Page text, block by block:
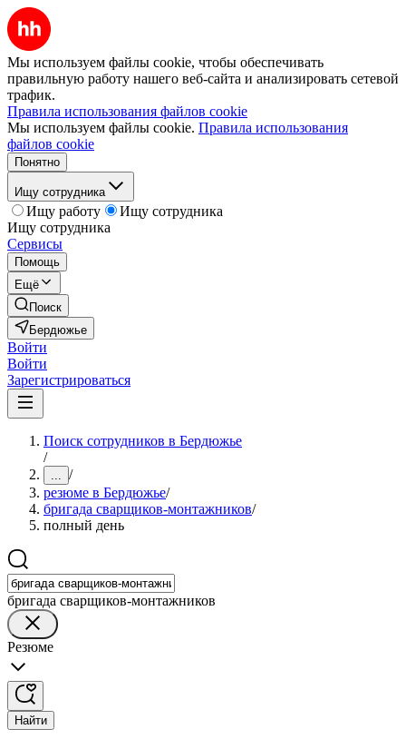
Мы используем файлы cookie, чтобы обеспечивать
правильную работу нашего веб-сайта и анализировать сетевой
трафик.
Правила использования файлов cookie
Мы используем файлы cookie. Правила использования
файлов cookie
Понятно
Ищу сотрудника
Ищу работу
Ищу сотрудника
Ищу сотрудника
Сервисы
Помощь
Ещё
Поиск
Бердюжье
Войти
Войти
Зарегистрироваться
Поиск сотрудников в Бердюжье
/
... /
резюме в Бердюжье/
бригада сварщиков-монтажников/
полный день
бригада сварщиков-монтажников
Резюме
Найти